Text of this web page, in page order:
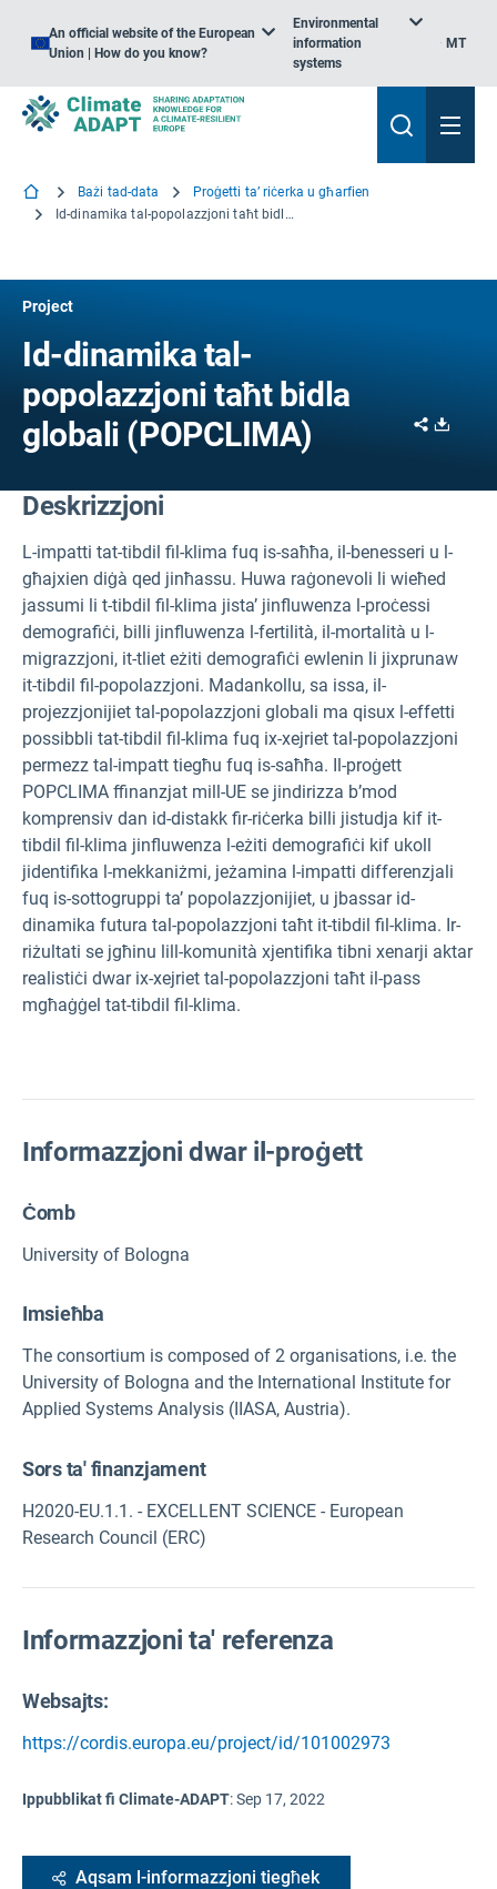
An official website of the European
Union | How do you know?
Environmental
information
systems
MT
Bażi tad-data
Proġetti ta’ riċerka u għarfien
Id-dinamika tal-popolazzjoni taħt bidla globali
Project
Id-dinamika tal-
popolazzjoni taħt bidla
globali (POPCLIMA)
Share
Deskrizzjoni
L-impatti tat-tibdil fil-klima fuq is-saħħa, il-benesseri u l-
għajxien diġà qed jinħassu. Huwa raġonevoli li wieħed
jassumi li t-tibdil fil-klima jista’ jinfluwenza l-proċessi
demografiċi, billi jinfluwenza l-fertilità, il-mortalità u l-
migrazzjoni, it-tliet eżiti demografiċi ewlenin li jixprunaw
it-tibdil fil-popolazzjoni. Madankollu, sa issa, il-
projezzjonijiet tal-popolazzjoni globali ma qisux l-effetti
possibbli tat-tibdil fil-klima fuq ix-xejriet tal-popolazzjoni
permezz tal-impatt tiegħu fuq is-saħħa. Il-proġett
POPCLIMA ffinanzjat mill-UE se jindirizza b’mod
komprensiv dan id-distakk fir-riċerka billi jistudja kif it-
tibdil fil-klima jinfluwenza l-eżiti demografiċi kif ukoll
jidentifika l-mekkaniżmi, jeżamina l-impatti differenzjali
fuq is-sottogruppi ta’ popolazzjonijiet, u jbassar id-
dinamika futura tal-popolazzjoni taħt it-tibdil fil-klima. Ir-
riżultati se jgħinu lill-komunità xjentifika tibni xenarji aktar
realistiċi dwar ix-xejriet tal-popolazzjoni taħt il-pass
mgħaġġel tat-tibdil fil-klima.
Informazzjoni dwar il-proġett
Ċomb
University of Bologna
Imsieħba
The consortium is composed of 2 organisations, i.e. the
University of Bologna and the International Institute for
Applied Systems Analysis (IIASA, Austria).
Sors ta' finanzjament
H2020-EU.1.1. - EXCELLENT SCIENCE - European
Research Council (ERC)
Informazzjoni ta' referenza
Websajts:
https://cordis.europa.eu/project/id/101002973
Ippubblikat fi Climate-ADAPT:Sep 17, 2022
Aqsam l-informazzjoni tiegħek